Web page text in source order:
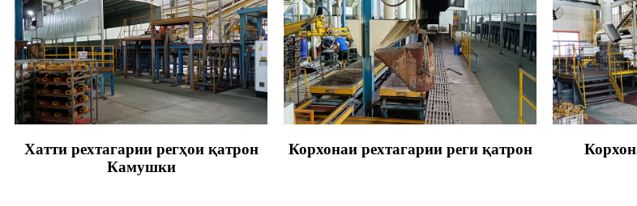
Хатти рехтагарии регҳои қатрон
Камушки
Корхонаи рехтагарии реги қатрон